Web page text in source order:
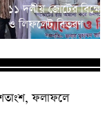
১১ দলীয় জোটের
ও লিফলেট বিতরণ
ফলাফলে